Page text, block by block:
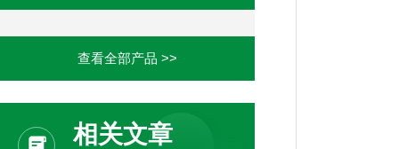
查看全部产品 >>
相关文章